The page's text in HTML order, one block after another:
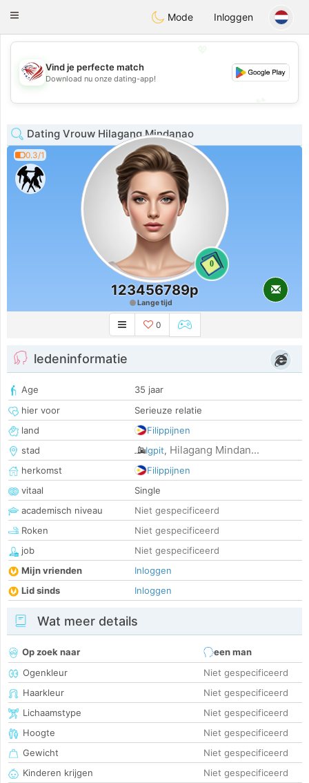
StatesDating
Toggle
Mode Inloggen
💖
💕
Vind je perfecte match
Download nu onze dating-app!
Dating Vrouw Hilagang Mindanao
0.3/1
0
123456789p
Lange tijd
0
ledeninformatie
Age
35 jaar
hier voor
Serieuze relatie
land
Filippijnen
stad
Igpit, Hilagang Mindan...
herkomst
Filippijnen
vitaal
Single
academisch niveau
Niet gespecificeerd
Roken
Niet gespecificeerd
job
Niet gespecificeerd
Mijn vrienden
Inloggen
Lid sinds
Inloggen
Wat meer details
Op zoek naar
een man
Ogenkleur
Niet gespecificeerd
Haarkleur
Niet gespecificeerd
Lichaamstype
Niet gespecificeerd
Hoogte
Niet gespecificeerd
Gewicht
Niet gespecificeerd
Kinderen krijgen
Niet gespecificeerd